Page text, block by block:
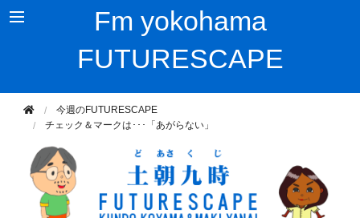
Fm yokohama
FUTURESCAPE
今週のFUTURESCAPE
チェック＆マークは･･･「あがらない」